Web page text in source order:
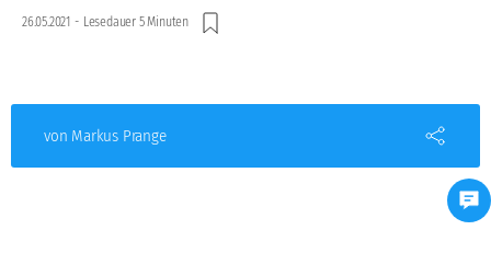
26.05.2021 - Lesedauer 5 Minuten
von Markus Prange